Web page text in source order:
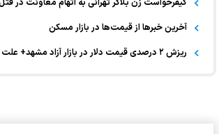
کیفرخواست زن بلاگر تهرانی به اتهام معاونت در
آخرین خبر‌ها از قیمت‌ها در بازار مسکن
ریزش ۲ درصدی قیمت دلار در بازار آزاد مشهد+ علت